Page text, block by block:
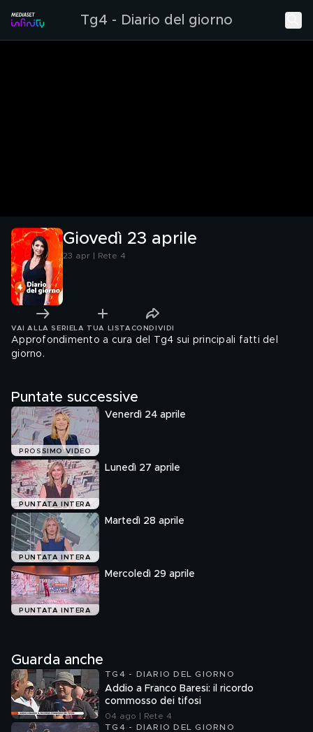
Tg4 - Diario del giorno
Giovedì 23 aprile
23 apr | Rete 4
VAI ALLA SERIE LA TUA LISTA CONDIVIDI
Approfondimento a cura del Tg4 sui principali fatti del
giorno.
Puntate successive
PROSSIMO VIDEO
Venerdì 24 aprile
PUNTATA INTERA
Lunedì 27 aprile
PUNTATA INTERA
Martedì 28 aprile
PUNTATA INTERA
Mercoledì 29 aprile
Guarda anche
TG4 - DIARIO DEL GIORNO
Addio a Franco Baresi: il ricordo
commosso dei tifosi
04 ago | Rete 4
TG4 - DIARIO DEL GIORNO